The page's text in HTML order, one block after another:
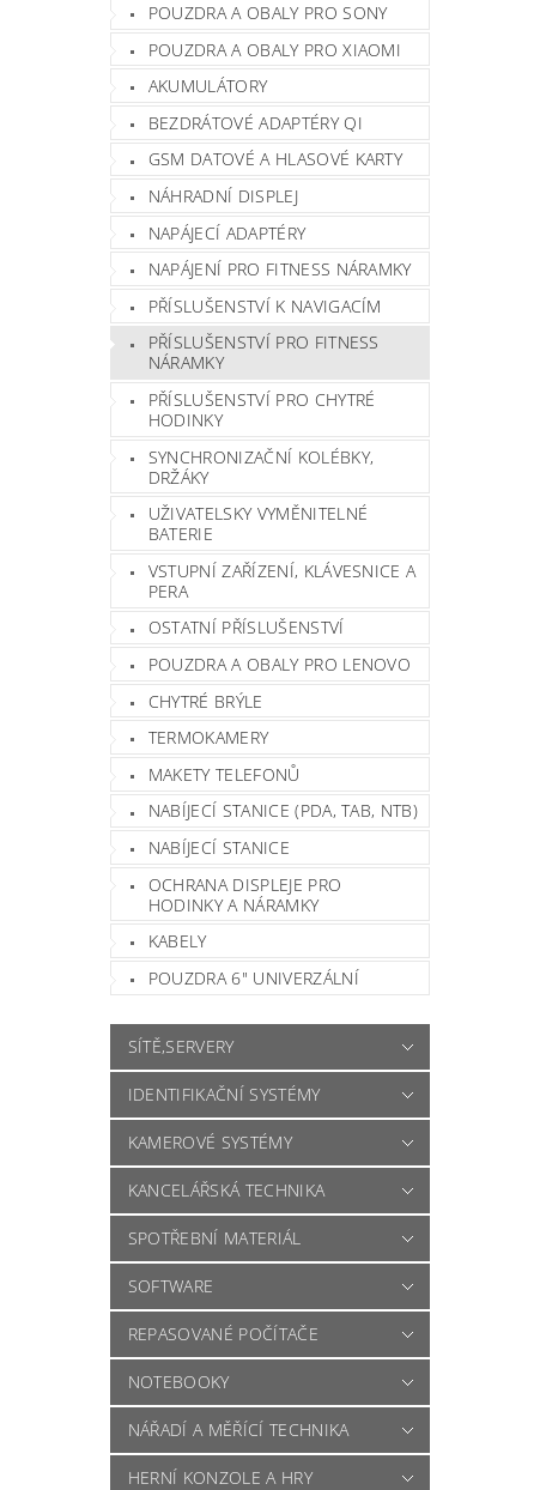
POUZDRA A OBALY PRO SONY
POUZDRA A OBALY PRO XIAOMI
AKUMULÁTORY
BEZDRÁTOVÉ ADAPTÉRY QI
GSM DATOVÉ A HLASOVÉ KARTY
NÁHRADNÍ DISPLEJ
NAPÁJECÍ ADAPTÉRY
NAPÁJENÍ PRO FITNESS NÁRAMKY
PŘÍSLUŠENSTVÍ K NAVIGACÍM
PŘÍSLUŠENSTVÍ PRO FITNESS
NÁRAMKY
PŘÍSLUŠENSTVÍ PRO CHYTRÉ
HODINKY
SYNCHRONIZAČNÍ KOLÉBKY,
DRŽÁKY
UŽIVATELSKY VYMĚNITELNÉ
BATERIE
VSTUPNÍ ZAŘÍZENÍ, KLÁVESNICE A
PERA
OSTATNÍ PŘÍSLUŠENSTVÍ
POUZDRA A OBALY PRO LENOVO
CHYTRÉ BRÝLE
TERMOKAMERY
MAKETY TELEFONŮ
NABÍJECÍ STANICE (PDA, TAB, NTB)
NABÍJECÍ STANICE
OCHRANA DISPLEJE PRO
HODINKY A NÁRAMKY
KABELY
POUZDRA 6" UNIVERZÁLNÍ
SÍTĚ,SERVERY
IDENTIFIKAČNÍ SYSTÉMY
KAMEROVÉ SYSTÉMY
KANCELÁŘSKÁ TECHNIKA
SPOTŘEBNÍ MATERIÁL
SOFTWARE
REPASOVANÉ POČÍTAČE
NOTEBOOKY
NÁŘADÍ A MĚŘÍCÍ TECHNIKA
HERNÍ KONZOLE A HRY